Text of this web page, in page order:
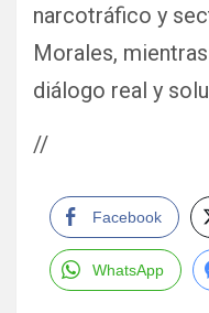
narcotráfico y
Morales,
diálogo real y
//
Facebook
WhatsApp